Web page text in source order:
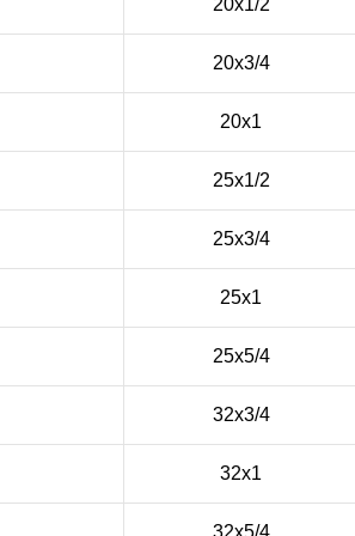
20х1/2
20х3/4
20х1
25х1/2
25х3/4
25х1
25х5/4
32х3/4
32х1
32х5/4